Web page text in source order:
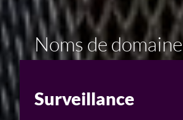
Noms de domaine
Surveillance